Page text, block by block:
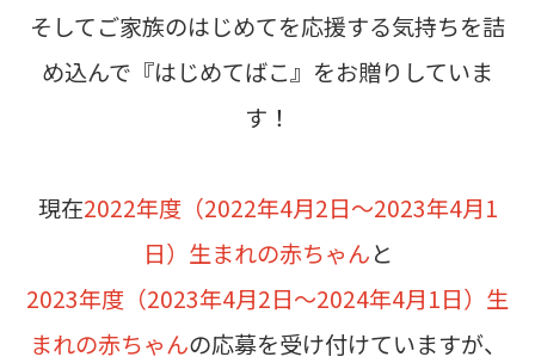
そしてご家族のはじめてを応援する気持ちを詰
め込んで『はじめてばこ』をお贈りしていま
す！
現在2022年度（2022年4月2日～2023年4月1
日）生まれの赤ちゃんと
2023年度（2023年4月2日～2024年4月1日）生
まれの赤ちゃんの応募を受け付けていますが、